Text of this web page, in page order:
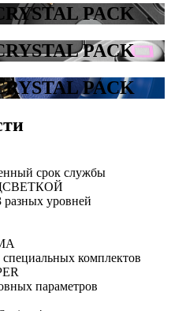
PACK
PACK
PACK
срок службы
разных уровней
комплектов
параметров